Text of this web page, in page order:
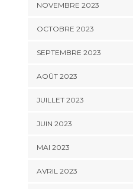
NOVEMBRE 2023
OCTOBRE 2023
SEPTEMBRE 2023
AOÛT 2023
JUILLET 2023
JUIN 2023
MAI 2023
AVRIL 2023